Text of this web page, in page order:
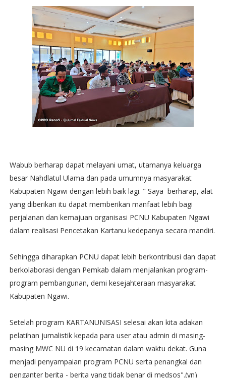
Wabub berharap dapat melayani umat, utamanya keluarga
besar Nahdlatul Ulama dan pada umumnya masyarakat
Kabupaten Ngawi dengan lebih baik lagi. " Saya berharap, alat
yang diberikan itu dapat memberikan manfaat lebih bagi
perjalanan dan kemajuan organisasi PCNU Kabupaten Ngawi
dalam realisasi Pencetakan Kartanu kedepanya secara mandiri.
Sehingga diharapkan PCNU dapat lebih berkontribusi dan dapat
berkolaborasi dengan Pemkab dalam menjalankan program-
program pembangunan, demi kesejahteraan masyarakat
Kabupaten Ngawi.
Setelah program KARTANUNISASI selesai akan kita adakan
pelatihan jurnalistik kepada para user atau admin di masing-
masing MWC NU di 19 kecamatan dalam waktu dekat. Guna
menjadi penyampaian program PCNU serta penangkal dan
penganter berita - berita yang tidak benar di medsos".(yn)